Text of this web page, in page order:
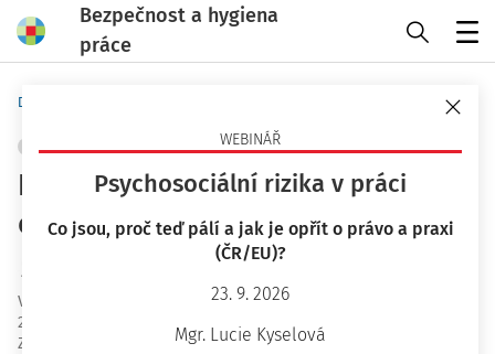
Bezpečnost a hygiena
práce
WEBINÁŘ
Psychosociální rizika v práci
Co jsou, proč teď pálí a jak je opřít o právo a praxi
(ČR/EU)?
23. 9. 2026
Mgr. Lucie Kyselová
Domů
OCHRANA ZDRAVÍ + PŘIDAT VLASTNÍ
Resilience, osobní a organizační
odolnost na pracovišti
Vydáno
27 minut čtení
Zdroj
Bezpečnost a hygiena práce 4/2020